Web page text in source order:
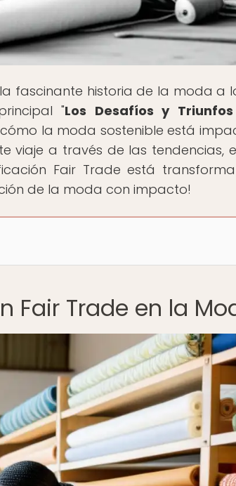
fascinante historia de la moda a
"Los Desafíos y
la moda sostenible está
viaje a través de las tendencias,
Fair Trade está
de la moda con impacto!
Fair Trade en la